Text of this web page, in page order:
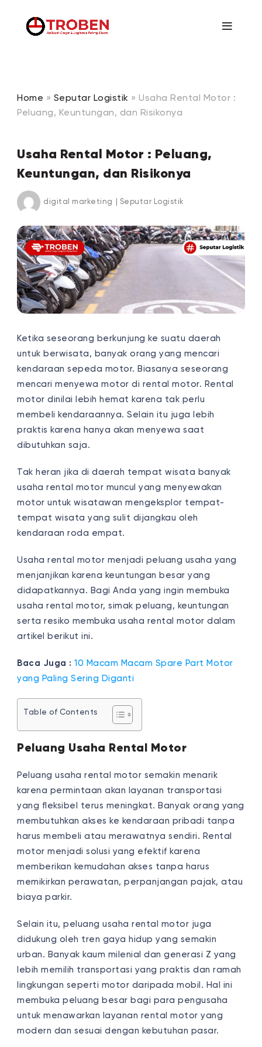
Home » Seputar Logistik »Usaha Rental Motor :
Peluang, Keuntungan, dan Risikonya
Usaha Rental Motor : Peluang,
Keuntungan, dan Risikonya
digital marketing Seputar Logistik
Ketika seseorang berkunjung ke suatu daerah
untuk berwisata, banyak orang yang mencari
kendaraan sepeda motor. Biasanya seseorang
mencari menyewa motor di rental motor. Rental
motor dinilai lebih hemat karena tak perlu
membeli kendaraannya. Selain itu juga lebih
praktis karena hanya akan menyewa saat
dibutuhkan saja.
Tak heran jika di daerah tempat wisata banyak
usaha rental motor muncul yang menyewakan
motor untuk wisatawan mengeksplor tempat-
tempat wisata yang sulit dijangkau oleh
kendaraan roda empat.
Usaha rental motor menjadi peluang usaha yang
menjanjikan karena keuntungan besar yang
didapatkannya. Bagi Anda yang ingin membuka
usaha rental motor, simak peluang, keuntungan
serta resiko membuka usaha rental motor dalam
artikel berikut ini.
Baca Juga : 10 Macam Macam Spare Part Motor
yang Paling Sering Diganti
Table of Contents
Peluang Usaha Rental Motor
Peluang usaha rental motor semakin menarik
karena permintaan akan layanan transportasi
yang fleksibel terus meningkat. Banyak orang yang
membutuhkan akses ke kendaraan pribadi tanpa
harus membeli atau merawatnya sendiri. Rental
motor menjadi solusi yang efektif karena
memberikan kemudahan akses tanpa harus
memikirkan perawatan, perpanjangan pajak, atau
biaya parkir.
Selain itu, peluang usaha rental motor juga
didukung oleh tren gaya hidup yang semakin
urban. Banyak kaum milenial dan generasi Z yang
lebih memilih transportasi yang praktis dan ramah
lingkungan seperti motor daripada mobil. Hal ini
membuka peluang besar bagi para pengusaha
untuk menawarkan layanan rental motor yang
modern dan sesuai dengan kebutuhan pasar.